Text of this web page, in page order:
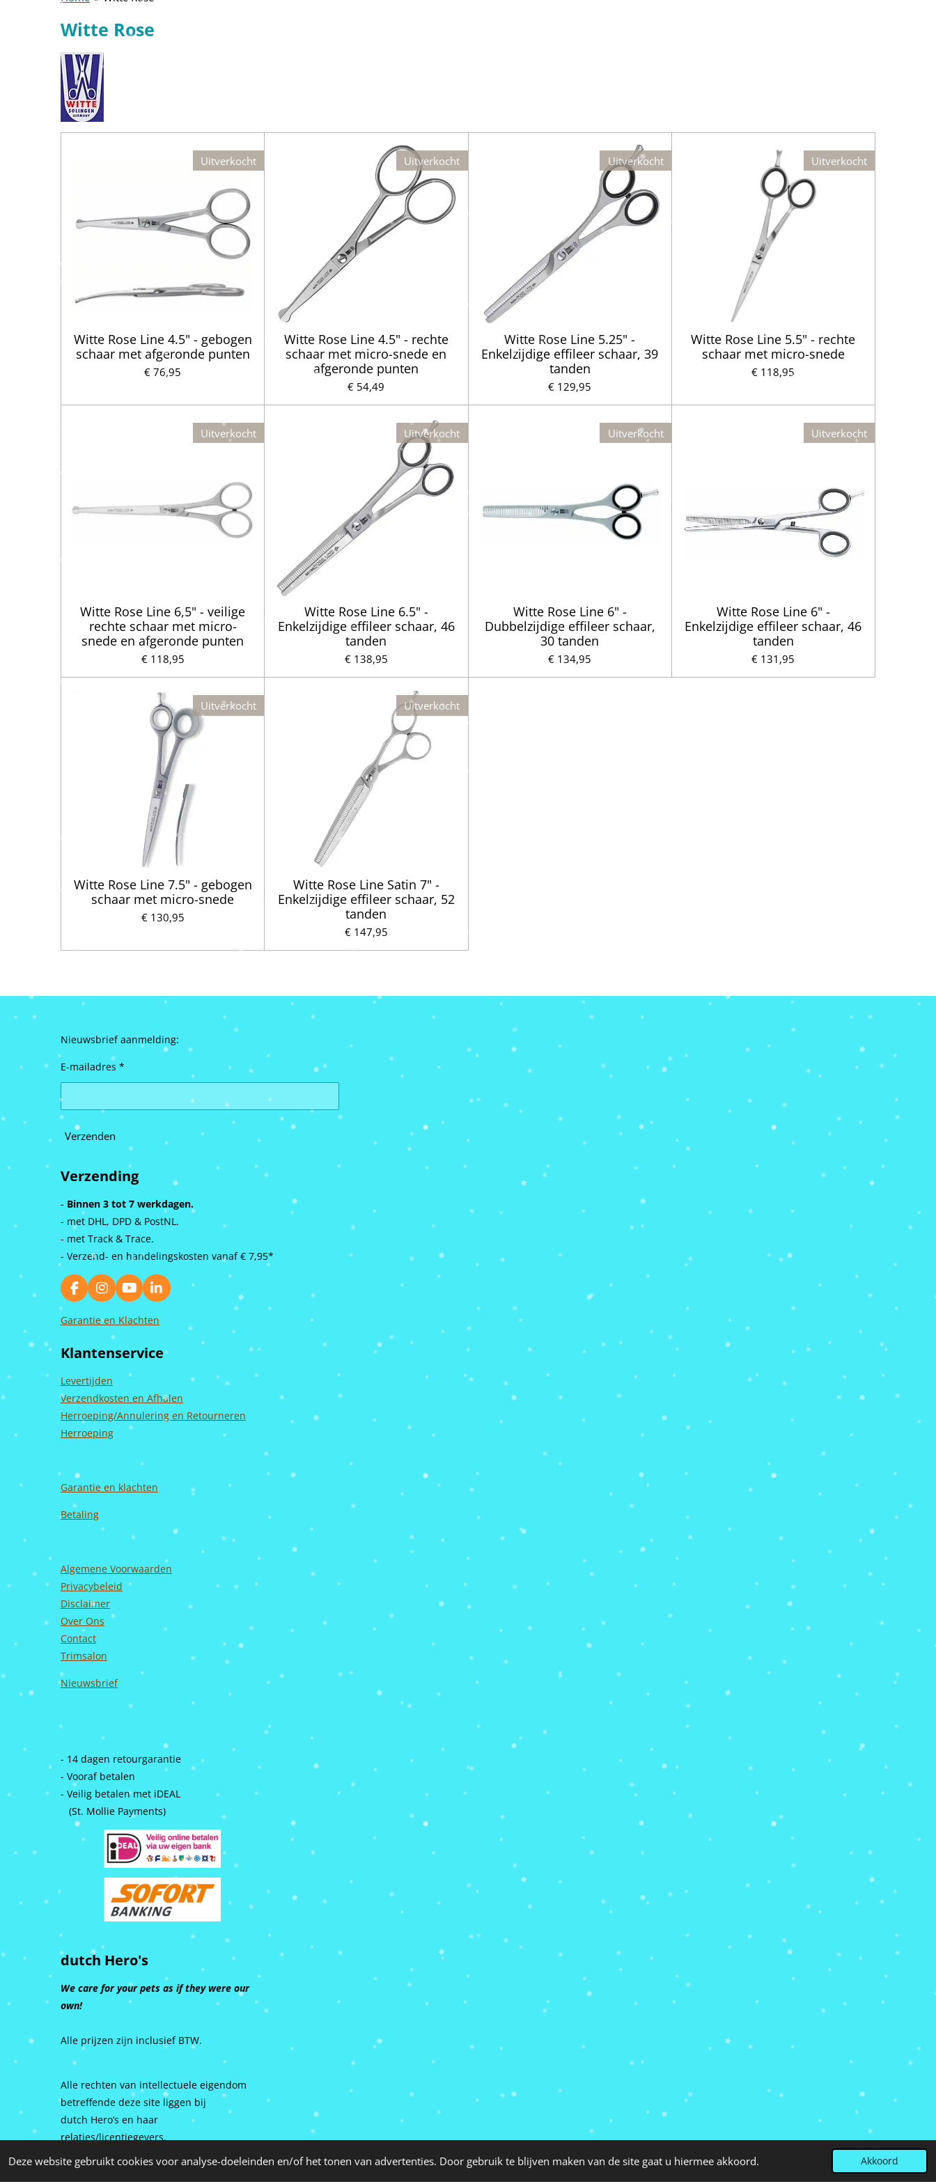
Deze website gebruikt cookies voor analyse-doeleinden en/of het tonen van advertenties. Door gebruik te blijven maken van de site gaat u hiermee akkoord. Akkoord
Witte Rose
Uitverkocht
Witte Rose Line 4.5" - gebogen
schaar met afgeronde punten
€ 76,95
Uitverkocht
Witte Rose Line 4.5" - rechte
schaar met micro-snede en
afgeronde punten
€ 54,49
Uitverkocht
Witte Rose Line 5.25" -
Enkelzijdige effileer schaar, 39
tanden
€ 129,95
Uitverkocht
Witte Rose Line 5.5" - rechte
schaar met micro-snede
€ 118,95
Uitverkocht
Witte Rose Line 6,5" - veilige
rechte schaar met micro-
snede en afgeronde punten
€ 118,95
Uitverkocht
Witte Rose Line 6.5" -
Enkelzijdige effileer schaar, 46
tanden
€ 138,95
Uitverkocht
Witte Rose Line 6" -
Dubbelzijdige effileer schaar,
30 tanden
€ 134,95
Uitverkocht
Witte Rose Line 6" -
Enkelzijdige effileer schaar, 46
tanden
€ 131,95
Uitverkocht
Witte Rose Line 7.5" - gebogen
schaar met micro-snede
€ 130,95
Uitverkocht
Witte Rose Line Satin 7" -
Enkelzijdige effileer schaar, 52
tanden
€ 147,95
Nieuwsbrief aanmelding:
E-mailadres *
Verzenden
Verzending
- Binnen 3 tot 7 werkdagen.
- met DHL, DPD & PostNL.
- met Track & Trace.
- Verzend- en handelingskosten vanaf € 7,95*
F
a
c
o
k
I
n
s
g
a
m
Y
o
u
b
L
i
n
d
Garantie en Klachten
Klantenservice
Levertijden
Verzendkosten en Afhalen
Herroeping/Annulering en Retourneren
Herroeping
Garantie en klachten
Betaling
Algemene Voorwaarden
Privacybeleid
Disclaimer
Over Ons
Contact
Trimsalon
Nieuwsbrief
- 14 dagen retourgarantie
- Vooraf betalen
- Veilig betalen met iDEAL
(St. Mollie Payments)
dutch Hero's
We care for your pets as if they were our
own!
Alle prijzen zijn inclusief BTW.
Alle rechten van intellectuele eigendom
betreffende deze site liggen bij
dutch Hero’s en haar
relaties/licentiegevers.
© 2015 - 2026 dutch Hero's